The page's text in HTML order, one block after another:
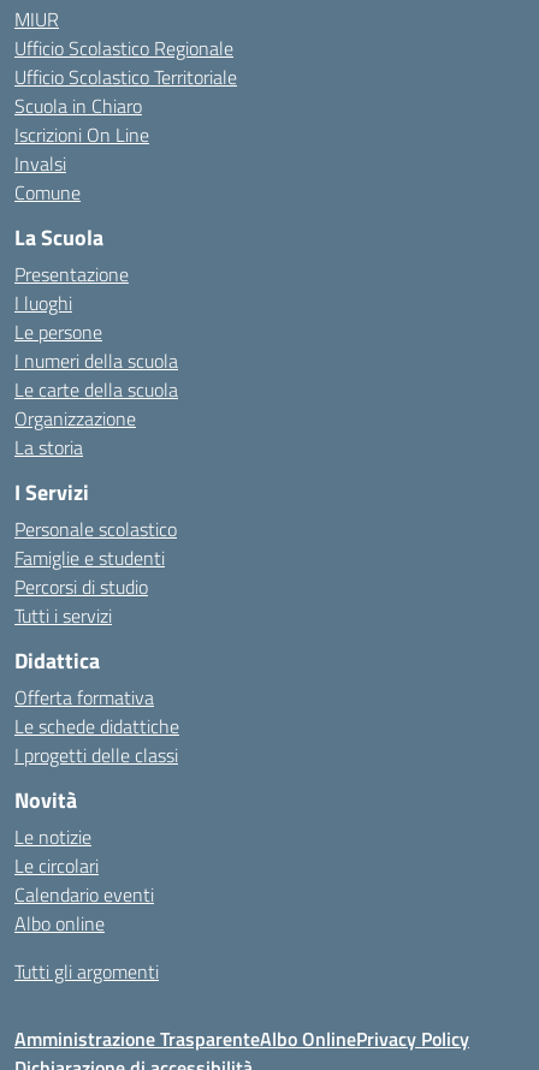
MIUR
Ufficio Scolastico Regionale
Ufficio Scolastico Territoriale
Scuola in Chiaro
Iscrizioni On Line
Invalsi
Comune
La Scuola
Presentazione
I luoghi
Le persone
I numeri della scuola
Le carte della scuola
Organizzazione
La storia
I Servizi
Personale scolastico
Famiglie e studenti
Percorsi di studio
Tutti i servizi
Didattica
Offerta formativa
Le schede didattiche
I progetti delle classi
Novità
Le notizie
Le circolari
Calendario eventi
Albo online
Tutti gli argomenti
Amministrazione TrasparenteAlbo OnlinePrivacy Policy